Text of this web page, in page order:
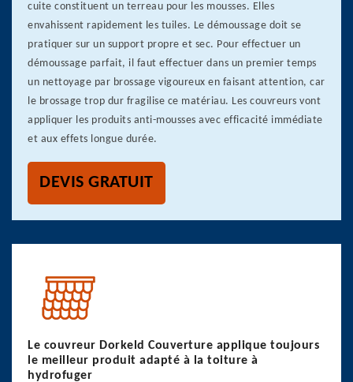
cuite constituent un terreau pour les mousses. Elles
envahissent rapidement les tuiles. Le démoussage doit se
pratiquer sur un support propre et sec. Pour effectuer un
démoussage parfait, il faut effectuer dans un premier temps
un nettoyage par brossage vigoureux en faisant attention, car
le brossage trop dur fragilise ce matériau. Les couvreurs vont
appliquer les produits anti-mousses avec efficacité immédiate
et aux effets longue durée.
DEVIS GRATUIT
Le couvreur Dorkeld Couverture applique toujours
le meilleur produit adapté à la toiture à
hydrofuger